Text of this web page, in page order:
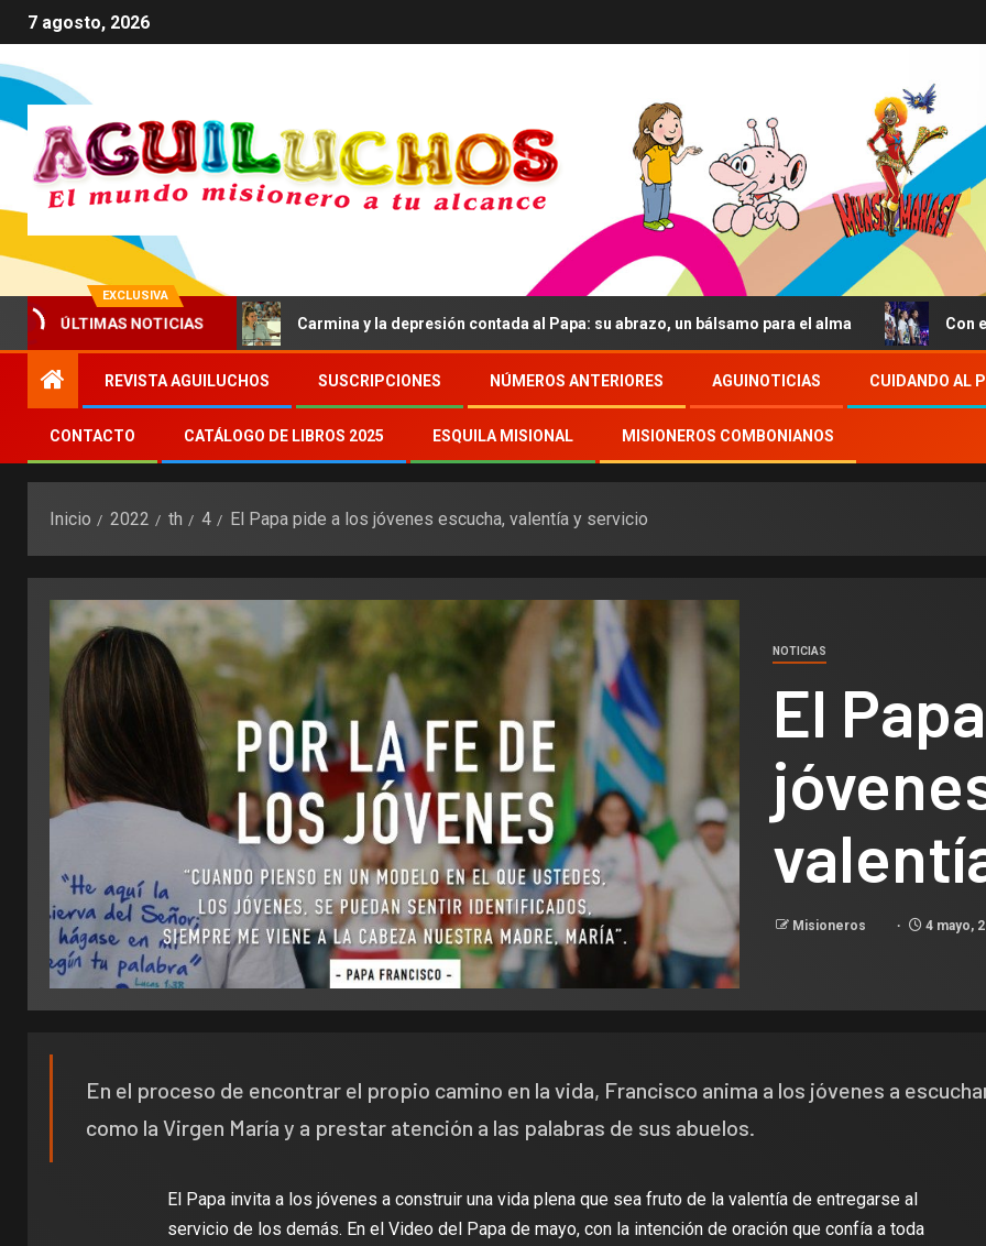
7 agosto, 2026
EXCLUSIVA
ÚLTIMAS NOTICIAS
Vici Mundum» Carmina y la depresión contada al Papa: su abrazo, un bálsamo para el alma Con el Papa,
REVISTA AGUILUCHOS SUSCRIPCIONES NÚMEROS ANTERIORES AGUINOTICIAS CUIDANDO AL
CONTACTO CATÁLOGO DE LIBROS 2025 ESQUILA MISIONAL MISIONEROS COMBONIANOS
Inicio 2022 th 4 El Papa pide a los jóvenes escucha, valentía y servicio
NOTICIAS
El
Misioneros 4 mayo,
En el proceso de encontrar el propio camino en la vida, Francisco anima a los jóvenes a
como la Virgen María y a prestar atención a las palabras de sus abuelos.
El Papa invita a los jóvenes a construir una vida plena que sea fruto de la valentía de entregarse al
servicio de los demás. En el Video del Papa de mayo, con la intención de oración que confía a toda